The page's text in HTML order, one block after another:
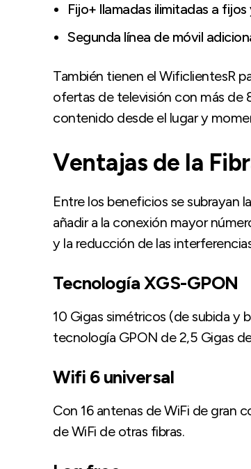
Fijo+ llamadas ilimitadas a fijos
Segunda línea de móvil
También tienen el WificlientesR
ofertas de televisión con más de
contenido desde el lugar y
Ventajas de la
Entre los beneficios se subrayan
añadir a la conexión mayor
y la reducción de las
Tecnología XGS-GPON
10 Gigas simétricos (de subida y
tecnología GPON de 2,5 Gigas
Wifi 6 universal
Con 16 antenas de WiFi de gran
de WiFi de otras fibras.